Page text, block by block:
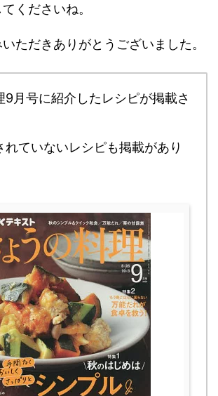
くださいね。
ただきありがとうございました。
9月号に紹介したレシピが掲載さ
れていないレシピも掲載があり